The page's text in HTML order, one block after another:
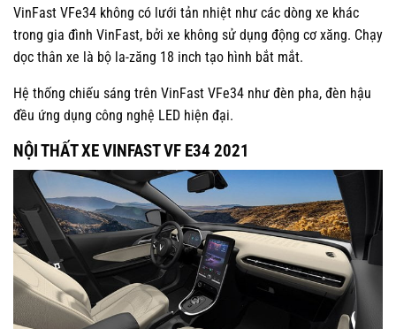
VinFast VFe34 không có lưới tản nhiệt như các dòng xe khác
trong gia đình VinFast, bởi xe không sử dụng động cơ xăng. Chạy
dọc thân xe là bộ la-zăng 18 inch tạo hình bắt mắt.
Hệ thống chiếu sáng trên VinFast VFe34 như đèn pha, đèn hậu
đều ứng dụng công nghệ LED hiện đại.
NỘI THẤT XE VINFAST VF E34 2021